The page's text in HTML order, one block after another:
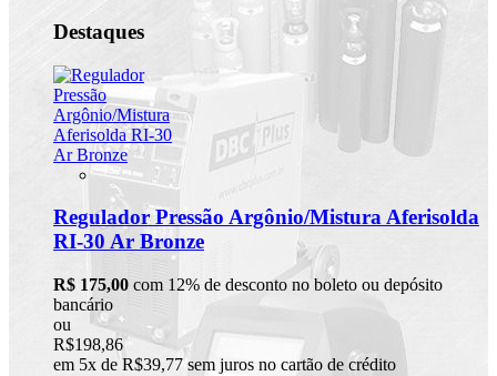
Destaques
Regulador Pressão Argônio/Mistura Aferisolda
RI-30 Ar Bronze
R$ 175,00 com 12% de desconto no boleto ou depósito
bancário
ou
R$198,86
em 5x de R$39,77 sem juros no cartão de crédito